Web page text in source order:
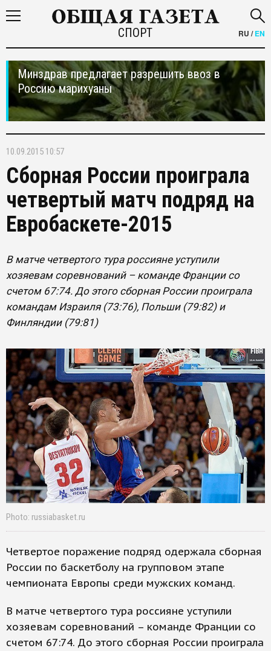
СПОРТ RU /EN
Минздрав предлагает разрешить ввоз в
Россию марихуаны
10.09.2015 10:57
Сборная России проиграла
четвертый матч подряд на
Евробаскете-2015
В матче четвертого тура россияне уступили
хозяевам соревнований – команде Франции со
счетом 67:74. До этого сборная России проиграла
командам Израиля (73:76), Польши (79:82) и
Финляндии (79:81)
Photo: russiabasket.ru
Четвертое поражение подряд одержала сборная
России по баскетболу на групповом этапе
чемпионата Европы среди мужских команд.
В матче четвертого тура россияне уступили
хозяевам соревнований – команде Франции со
счетом 67:74. До этого сборная России проиграла